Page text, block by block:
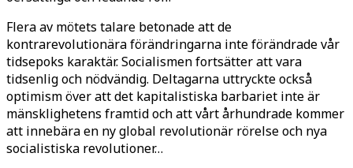
Flera av mötets talare betonade att de
kontrarevolutionära förändringarna inte förändrade vår
tidsepoks karaktär. Socialismen fortsätter att vara
tidsenlig och nödvändig. Deltagarna uttryckte också
optimism över att det kapitalistiska barbariet inte är
mänsklighetens framtid och att vårt århundrade kommer
att innebära en ny global revolutionär rörelse och nya
socialistiska revolutioner…